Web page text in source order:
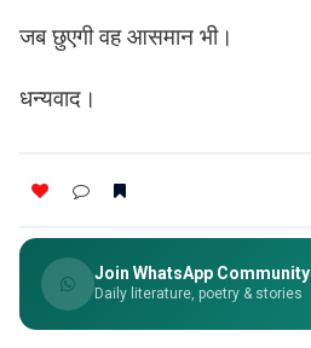
जब छुएगी वह आसमान भी।
धन्यवाद।
Join WhatsApp Community
Daily literature, poetry & stories